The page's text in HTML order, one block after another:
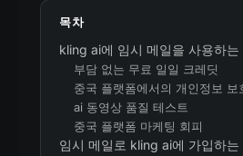
목차
kling ai에 임시 메일을 사용하는
부담 없는 무료 일일 크레딧
중국 플랫폼에서의 개인정보 보
ai 동영상 품질 테스트
중국 플랫폼 마케팅 회피
임시 메일로 kling ai에 가입하는